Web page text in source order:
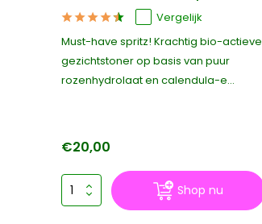
Vergelijk
Must-have spritz! Krachtig bio-actieve
gezichtstoner op basis van puur
rozenhydrolaat en calendula-e...
€20,00
Shop nu